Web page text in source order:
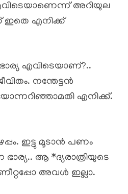
അറിയുല
ഇതെ എനിക്ക്
ഭാര്യ എവിടെയാണ്?..
നന്തേട്ടൻ
എനിക്ക്.
ഇട്ടു മൂടാൻ പണം
ആ *ദ്യരാത്രിയുടെ
അവൾ ഇല്ലാ.